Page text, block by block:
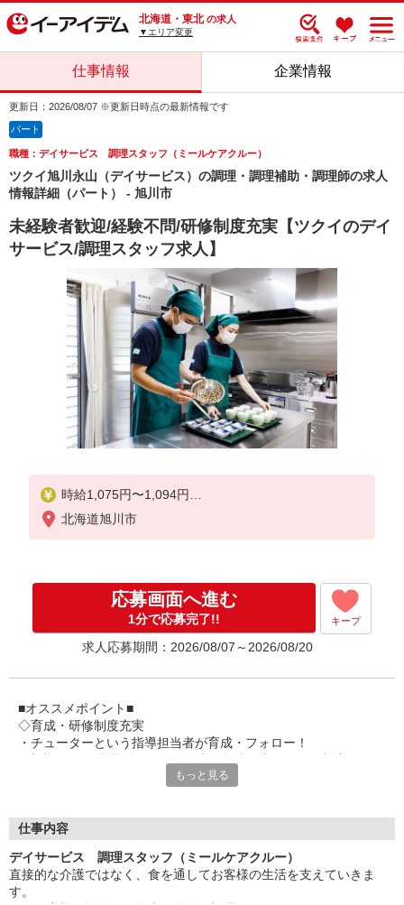
北海道・東北 の求人
▼エリア変更
仕事情報 企業情報
更新日：2026/08/07 ※更新日時点の最新情報です
パート
職種：デイサービス 調理スタッフ（ミールケアクルー）
ツクイ旭川永山（デイサービス）の調理・調理補助・調理師の求人
情報詳細（パート） - 旭川市
未経験者歓迎/経験不問/研修制度充実【ツクイのデイ
サービス/調理スタッフ求人】
時給1,075円〜1,094円
★土日祝日は時給100円アップ！
北海道旭川市
応募画面へ進む
1分で応募完了!! キープ
求人応募期間：2026/08/07～2026/08/20
■オススメポイント■
◇育成・研修制度充実
・チューターという指導担当者が育成・フォロー！
・キャリアアップ支援制度を活用して働きながら資格取得が可能
・ツクイ独自の福祉厚生制度でプライベートも充実
・子育て支援の福利厚生制度あり！子育てと仕事の両立を応援◎
・スタッフ何でも相談窓口やライフキャリア相談など、各相談窓
口あり
もっと見る
仕事内容
デイサービス 調理スタッフ（ミールケアクルー）
直接的な介護ではなく、食を通してお客様の生活を支えていきま
す。